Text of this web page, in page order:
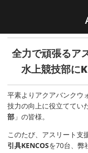
TOP
KENCOS・eye-
Water Server
環境事業
全力で頑張るア
水上競技部に
平素よりアクアバンクウ
技力の向上に役立ててい
部 」の皆様。
このたび、アスリート支
引具KENCOSを70台、弊